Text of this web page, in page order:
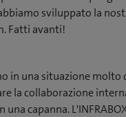
sviluppato la
Fatti avanti!
in una situazione molto
la collaborazione
capanna.